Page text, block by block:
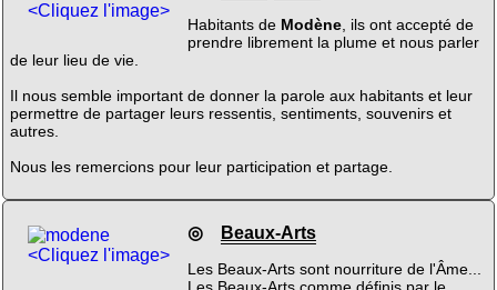
<Cliquez l'image>
Habitants de Modène, ils ont accepté de
prendre librement la plume et nous parler
de leur lieu de vie.
Il nous semble important de donner la parole aux habitants et leur
permettre de partager leurs ressentis, sentiments, souvenirs et
autres.
Nous les remercions pour leur participation et partage.
<Cliquez l'image>
◎ Beaux-Arts
Les Beaux-Arts sont nourriture de l'Âme...
Les Beaux-Arts comme définis par le